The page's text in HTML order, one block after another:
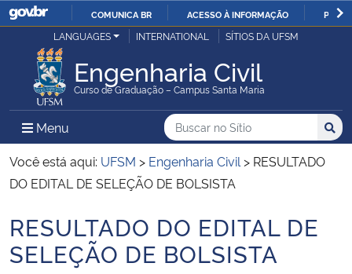
IR
O
COMUNICA BR ACESSO À INFORMAÇÃO
Ministério da Justiça e Segurança Pública
Ministério da Defesa
Ministério das Relações Exteriores
Ministério da Infraestrutura
LANGUAGES INTERNATIONAL SÍTIOS DA UFSM
Engenharia Civil
Curso de Graduação – Campus Santa Maria
Menu Menu Principal do Sítio
Busca
Buscar no no Sítio
Busca:
Você está aqui: UFSM > Engenharia Civil > RESULTADO
DO EDITAL DE SELEÇÃO DE BOLSISTA
Início do conteúdo
RESULTADO DO EDITAL DE
SELEÇÃO DE BOLSISTA